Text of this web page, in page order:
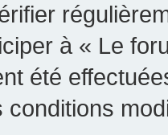
à « Le
été
conditions